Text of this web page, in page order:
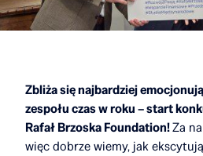
Zbliża się najbardziej
zespołu czas w roku – start
Rafał Brzoska Foundation!Za
więc dobrze wiemy, jak